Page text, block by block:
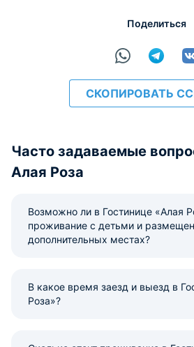
Поделиться
СКОПИРОВАТЬ
Часто задаваемые
Алая Роза
Возможно ли в Гостинице «Алая
проживание с детьми и
дополнительных местах?
В какое время заезд и выезд в
Роза»?